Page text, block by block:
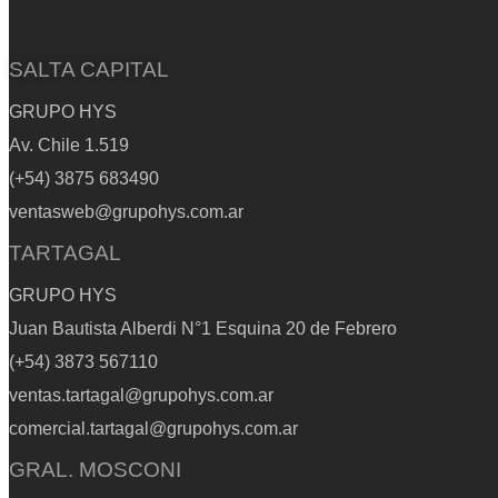
SALTA CAPITAL
GRUPO HYS
Av. Chile 1.519
(+54) 3875 683490
ventasweb@grupohys.com.ar
TARTAGAL
GRUPO HYS
Juan Bautista Alberdi N°1 Esquina 20 de Febrero
(+54) 3873 567110
ventas.tartagal@grupohys.com.ar
comercial.tartagal@grupohys.com.ar
GRAL. MOSCONI